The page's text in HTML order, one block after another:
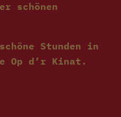
schönen
Stunden in
Op d’r Kinat.